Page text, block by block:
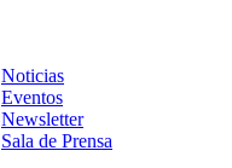
Noticias
Eventos
Newsletter
Sala de Prensa